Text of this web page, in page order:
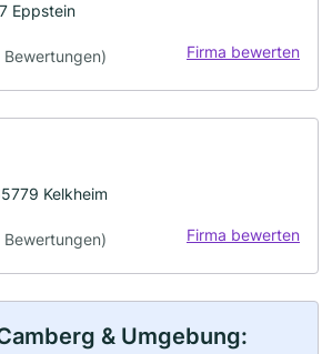
Eppstein
Bewertungen) Firma bewerten
Kelkheim
Bewertungen) Firma bewerten
& Umgebung: